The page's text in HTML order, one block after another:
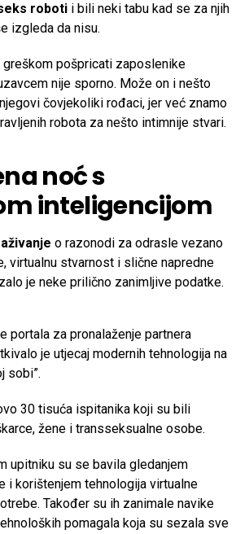
roboti i bili neki tabu kad se za njih
izgleda da nisu.
greškom pošpricati zaposlenike
nije sporno. Može on i nešto
čovjekoliki rođaci, jer već znamo
robota za nešto intimnije stvari.
noć s
inteligencijom
o razonodi za odrasle vezano
virtualnu stvarnost i slične napredne
je neke prilično zanimljive podatke.
portala za pronalaženje partnera
je utjecaj modernih tehnologija na
sobi”.
30 tisuća ispitanika koji su bili
žene i transseksualne osobe.
upitniku su se bavila gledanjem
i korištenjem tehnologija virtualne
Također su ih zanimale navike
pomagala koja su sezala sve